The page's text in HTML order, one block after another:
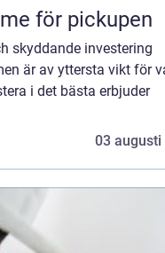
för pickupen
skyddande investering
är av yttersta vikt för
i det bästa erbjuder
03 augusti